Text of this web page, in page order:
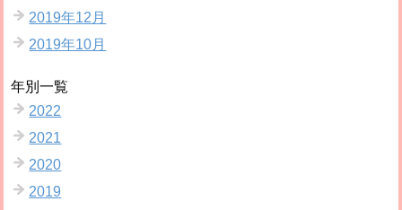
2019年12月
2019年10月
年別一覧
2022
2021
2020
2019